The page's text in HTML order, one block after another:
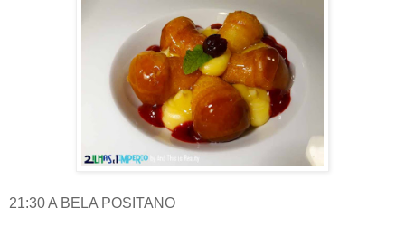
21:30 A BELA POSITANO